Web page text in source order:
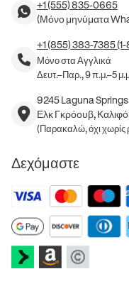
+1 (555) 835-0665
(Μόνο μηνύματα
+1 (855) 383-7385
Μόνο στα Αγγλικά
Δευτ.–Παρ., 9 π.μ.–5
9245 Laguna Springs
Ελκ Γκρόουβ,
(Παρακαλώ, όχι χωρίς
Δεχόμαστε